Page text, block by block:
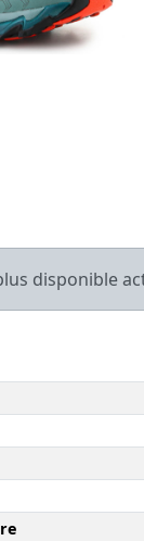
disponible